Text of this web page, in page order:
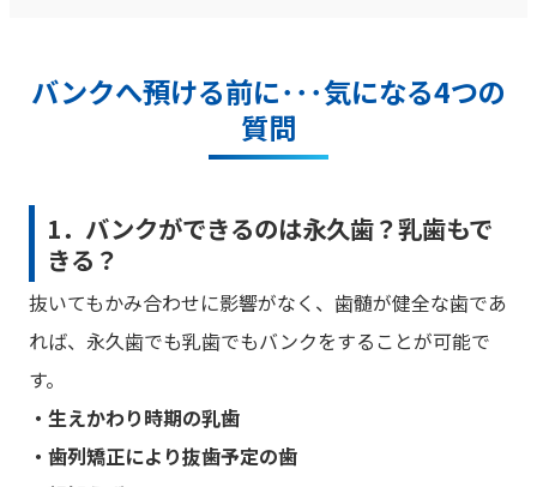
バンクへ預ける前に･･･気になる4つの
質問
1．バンクができるのは永久歯？乳歯もで
きる？
抜いてもかみ合わせに影響がなく、歯髄が健全な歯であ
れば、永久歯でも乳歯でもバンクをすることが可能で
す。
・生えかわり時期の乳歯
・歯列矯正により抜歯予定の歯